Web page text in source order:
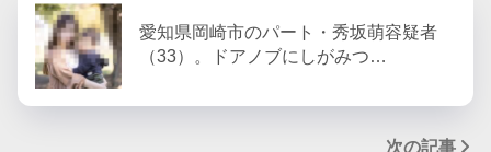
愛知県岡崎市のパート・秀坂萌容疑者
（33）。ドアノブにしがみつ…
次の記事